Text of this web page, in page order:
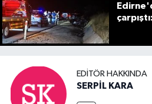
EDITÖR HAKKINDA
SERPİL KARA